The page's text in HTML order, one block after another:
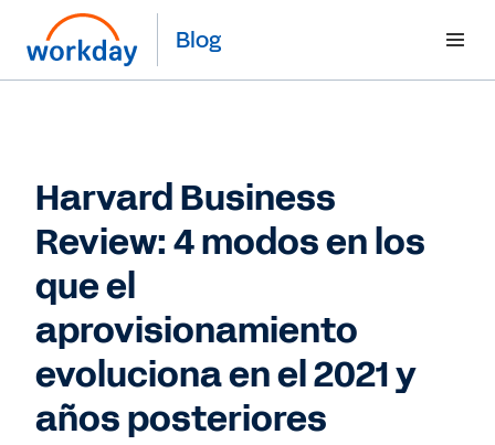
Blog
Harvard Business
Review: 4 modos en los
que el
aprovisionamiento
evoluciona en el 2021 y
años posteriores